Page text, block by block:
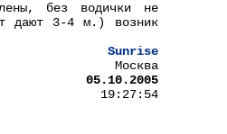
без водички не
дают 3-4 м.) возник
Sunrise
Москва
05.10.2005
19:27:54